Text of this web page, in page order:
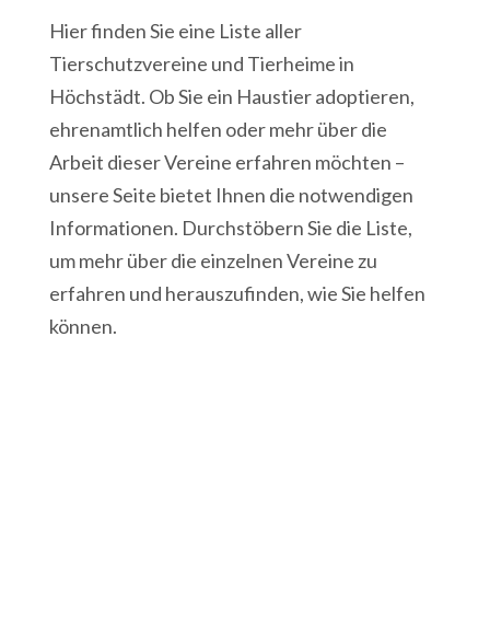
Hier finden Sie eine Liste aller
Tierschutzvereine und Tierheime in
Höchstädt. Ob Sie ein Haustier adoptieren,
ehrenamtlich helfen oder mehr über die
Arbeit dieser Vereine erfahren möchten –
unsere Seite bietet Ihnen die notwendigen
Informationen. Durchstöbern Sie die Liste,
um mehr über die einzelnen Vereine zu
erfahren und herauszufinden, wie Sie helfen
können.